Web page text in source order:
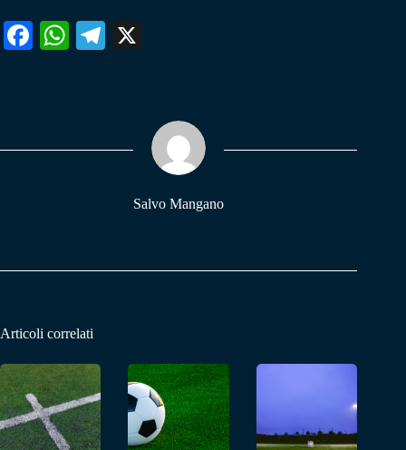
Fa W
pp
Te
m
Salvo Mangano
Articoli correlati